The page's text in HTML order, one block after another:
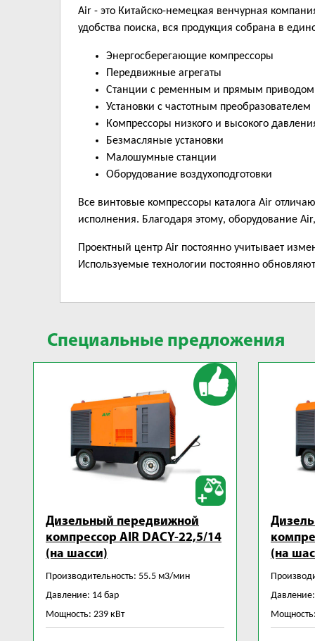
Air - это Китайско-немецкая венчурная
удобства поиска, вся продукция собрана в
Энергосберегающие компрессоры
Передвижные агрегаты
Станции с ременным и прямым приводом
Установки с частотным преобразователем
Компрессоры низкого и высокого
Безмасляные установки
Малошумные станции
Оборудование воздухоподготовки
Все винтовые компрессоры каталога Air
исполнения. Благодаря этому, оборудование
Проектный центр Air постоянно учитывает
Используемые технологии постоянно
Специальные предложения
Дизельный передвижной
компрессор AIR DACY-22,5/14
(на шасси)
Производительность: 55.5 м3/мин
Давление: 14 бар
Мощность: 239 кВт
(на